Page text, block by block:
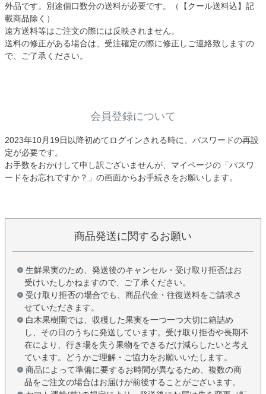
外品です。別途個口数分の送料が必要です。（【クール送料込】記
載商品除く）
遠方送料等はご注文の際には反映されません。
送料の修正がある場合は、受注確定の際に修正しご連絡致しますの
で、ご了承ください。
会員登録について
2023年10月19日以降初めてログインされる時に、パスワードの再設
定が必要です。
お手数をおかけして申し訳ございませんが、マイページの「パスワ
ードをお忘れですか？」の画面からお手続きをお願いします。
商品発送に関するお願い
生鮮果実のため、発送後のキャンセル・受け取り拒否はお
受けいたしかねますので、ご了承ください。
受け取り拒否の場合でも、商品代金・往復送料をご請求さ
せていただきます。
白木果樹園では、収穫した果実を一つ一つ大切に箱詰め
し、その日のうちに発送しています。受け取り拒否や長期不
在により、行き場を失う果物をできるだけ減らしたいと考え
ています。どうかご理解・ご協力をお願いいたします。
商品によって準備に要するお時間が異なるため、複数の商
品をご注文の場合はお届けが前後することがございます。